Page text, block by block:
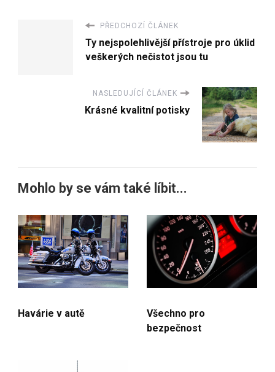
PŘEDCHOZÍ ČLÁNEK
Ty nejspolehlivější přístroje pro úklid
veškerých nečistot jsou tu
NASLEDUJÍCÍ ČLÁNEK
Krásné kvalitní potisky
Mohlo by se vám také líbit...
Havárie v autě
Všechno pro
bezpečnost